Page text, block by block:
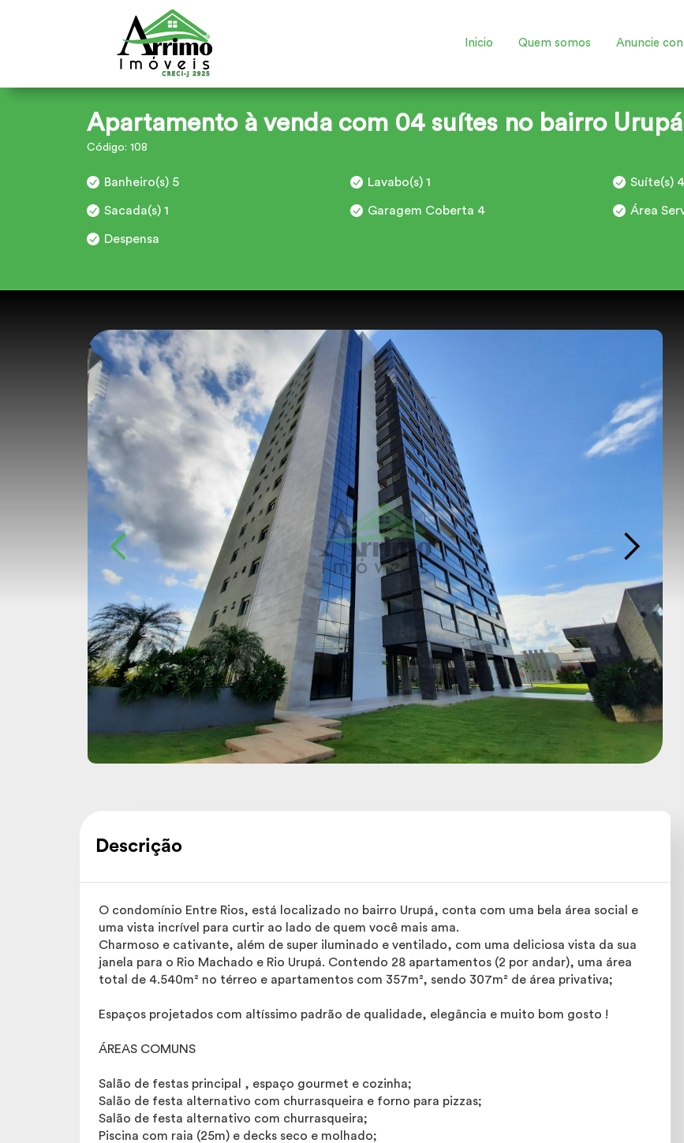
Inicio Quem somos Anuncie
Apartamento à venda com 04 suítes no bairro
Código: 108
Banheiro(s) 5 Lavabo(s) 1 Suíte(s) 4
Sacada(s) 1 Garagem Coberta 4 Área
Despensa
Descrição
O condomínio Entre Rios, está localizado no bairro Urupá, conta com uma bela área social e
uma vista incrível para curtir ao lado de quem você mais ama.
Charmoso e cativante, além de super iluminado e ventilado, com uma deliciosa vista da sua
janela para o Rio Machado e Rio Urupá. Contendo 28 apartamentos (2 por andar), uma área
total de 4.540m² no térreo e apartamentos com 357m², sendo 307m² de área privativa;
Espaços projetados com altíssimo padrão de qualidade, elegância e muito bom gosto !
ÁREAS COMUNS
Salão de festas principal , espaço gourmet e cozinha;
Salão de festa alternativo com churrasqueira e forno para pizzas;
Salão de festa alternativo com churrasqueira;
Piscina com raia (25m) e decks seco e molhado;